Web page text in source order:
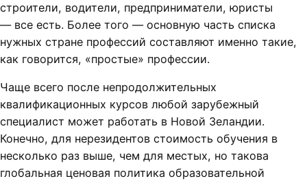
строители, водители, предприниматели, юристы
— все есть. Более того — основную часть списка
нужных стране профессий составляют именно такие,
как говорится, «простые» профессии.
Чаще всего после непродолжительных
квалификационных курсов любой зарубежный
специалист может работать в Новой Зеландии.
Конечно, для нерезидентов стоимость обучения в
несколько раз выше, чем для местых, но такова
глобальная ценовая политика образовательной